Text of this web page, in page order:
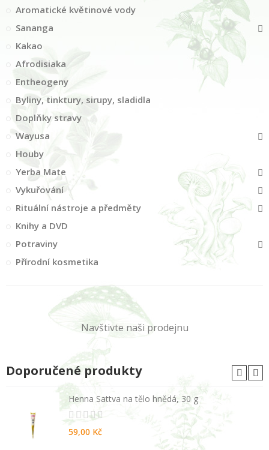
Aromatické květinové vody
Sananga
Kakao
Afrodisiaka
Entheogeny
Byliny, tinktury, sirupy, sladidla
Doplňky stravy
Wayusa
Houby
Yerba Mate
Vykuřování
Rituální nástroje a předměty
Knihy a DVD
Potraviny
Přírodní kosmetika
Navštivte naši prodejnu
Doporučené produkty
Henna Sattva na tělo hnědá, 30 g
59,00 Kč